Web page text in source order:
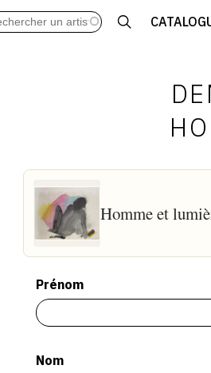
ARCHIVES DES EXPOSITIONS
LIBRAIRIE : LIVRES &
LEXIQUE ARTISTIQUE
Homme et
Prénom
Nom